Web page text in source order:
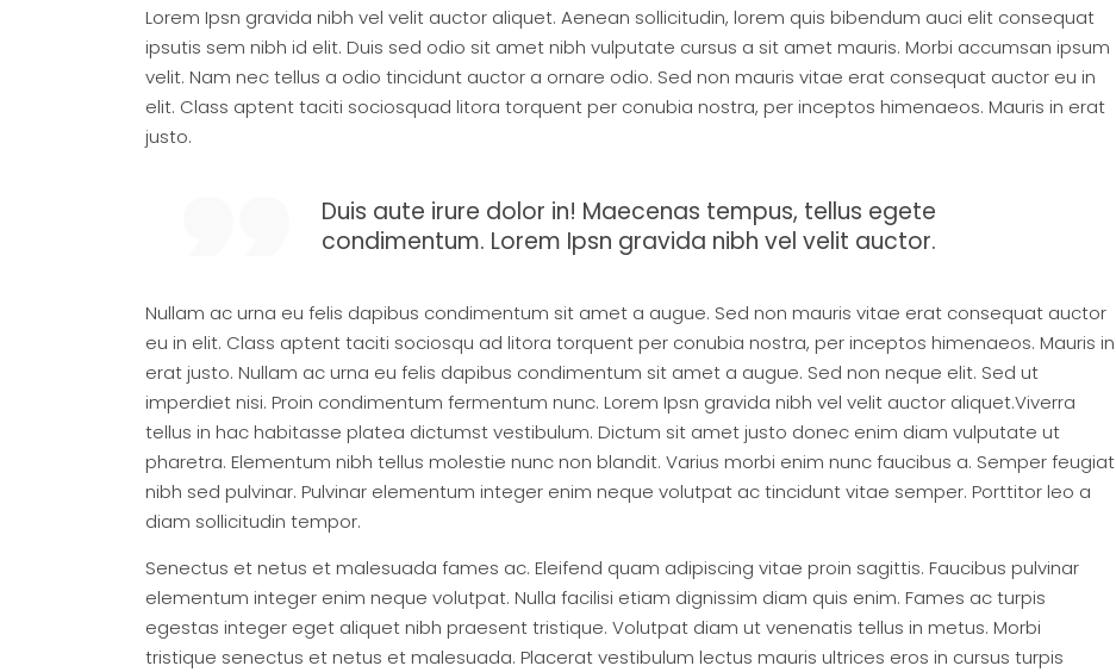
Lorem Ipsn gravida nibh vel velit auctor aliquet. Aenean sollicitudin, lorem quis bibendum auci elit consequat
ipsutis sem nibh id elit. Duis sed odio sit amet nibh vulputate cursus a sit amet mauris. Morbi accumsan ipsum
velit. Nam nec tellus a odio tincidunt auctor a ornare odio. Sed non mauris vitae erat consequat auctor eu in
elit. Class aptent taciti sociosquad litora torquent per conubia nostra, per inceptos himenaeos. Mauris in erat
justo.
Duis aute irure dolor in! Maecenas tempus, tellus egete
condimentum. Lorem Ipsn gravida nibh vel velit auctor.
Nullam ac urna eu felis dapibus condimentum sit amet a augue. Sed non mauris vitae erat consequat auctor
eu in elit. Class aptent taciti sociosqu ad litora torquent per conubia nostra, per inceptos himenaeos. Mauris in
erat justo. Nullam ac urna eu felis dapibus condimentum sit amet a augue. Sed non neque elit. Sed ut
imperdiet nisi. Proin condimentum fermentum nunc. Lorem Ipsn gravida nibh vel velit auctor aliquet.Viverra
tellus in hac habitasse platea dictumst vestibulum. Dictum sit amet justo donec enim diam vulputate ut
pharetra. Elementum nibh tellus molestie nunc non blandit. Varius morbi enim nunc faucibus a. Semper feugiat
nibh sed pulvinar. Pulvinar elementum integer enim neque volutpat ac tincidunt vitae semper. Porttitor leo a
diam sollicitudin tempor.
Senectus et netus et malesuada fames ac. Eleifend quam adipiscing vitae proin sagittis. Faucibus pulvinar
elementum integer enim neque volutpat. Nulla facilisi etiam dignissim diam quis enim. Fames ac turpis
egestas integer eget aliquet nibh praesent tristique. Volutpat diam ut venenatis tellus in metus. Morbi
tristique senectus et netus et malesuada. Placerat vestibulum lectus mauris ultrices eros in cursus turpis